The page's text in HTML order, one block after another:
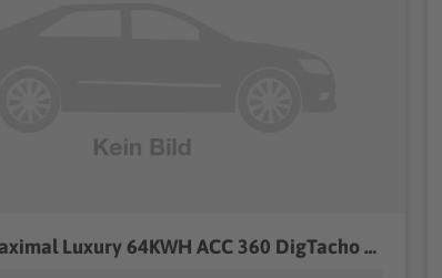
MG MG4 Maximal Luxury 64KWH ACC 360 DigTacho Wärmep